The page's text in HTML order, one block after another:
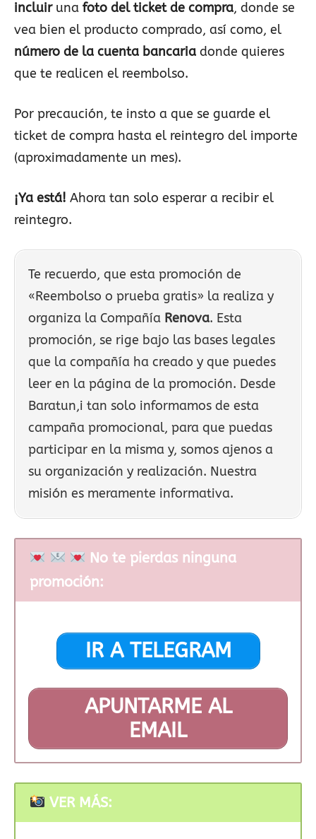
incluiruna foto del ticket de compra, donde se
vea bien el producto comprado, así como, el
número de la cuenta bancaria donde quieres
que te realicen el reembolso.
Por precaución, te insto a que se guarde el
ticket de compra hasta el reintegro del importe
(aproximadamente un mes).
¡Ya está! Ahora tan solo esperar a recibir el
reintegro.
Te recuerdo, que esta promoción de
«Reembolso o prueba gratis» la realiza y
organiza la Compañía Renova. Esta
promoción, se rige bajo las bases legales
que la compañía ha creado y que puedes
leer en la página de la promoción. Desde
Baratun,i tan solo informamos de esta
campaña promocional, para que puedas
participar en la misma y, somos ajenos a
su organización y realización. Nuestra
misión es meramente informativa.
No te pierdas ninguna
promoción:
IR A TELEGRAM
APUNTARME AL
EMAIL
VER MÁS: